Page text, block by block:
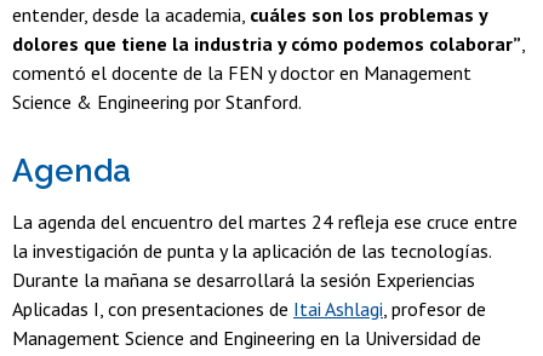
entender, desde la academia, cuáles son los problemas y
dolores que tiene la industria y cómo podemos colaborar”,
comentó el docente de la FEN y doctor en Management
Science & Engineering por Stanford.
Agenda
La agenda del encuentro del martes 24 refleja ese cruce entre
la investigación de punta y la aplicación de las tecnologías.
Durante la mañana se desarrollará la sesión Experiencias
Aplicadas I, con presentaciones de Itai Ashlagi, profesor de
Management Science and Engineering en la Universidad de